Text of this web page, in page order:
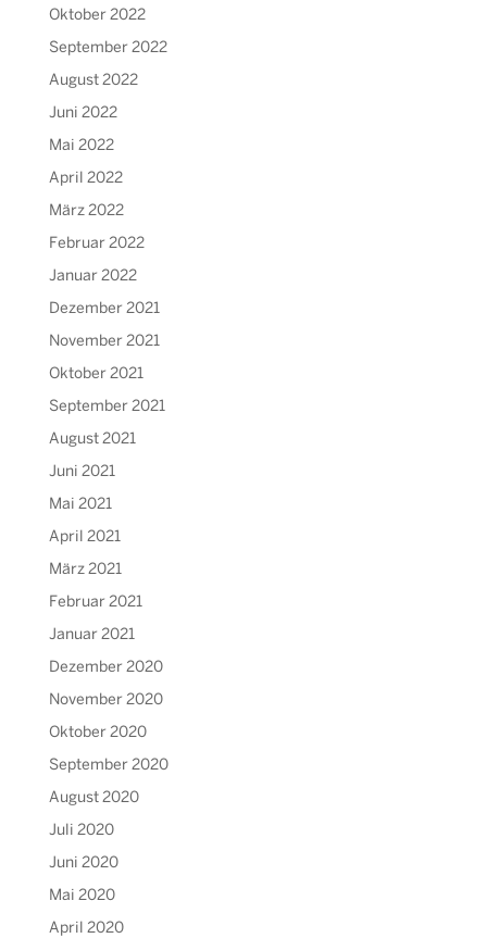
Oktober 2022
September 2022
August 2022
Juni 2022
Mai 2022
April 2022
März 2022
Februar 2022
Januar 2022
Dezember 2021
November 2021
Oktober 2021
September 2021
August 2021
Juni 2021
Mai 2021
April 2021
März 2021
Februar 2021
Januar 2021
Dezember 2020
November 2020
Oktober 2020
September 2020
August 2020
Juli 2020
Juni 2020
Mai 2020
April 2020